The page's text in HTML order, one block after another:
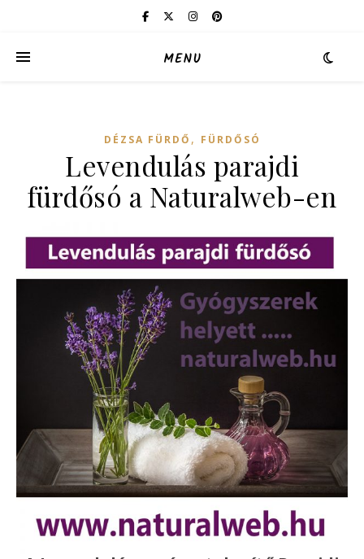
MENU
DÉZSA FÜRDŐ , FÜRDŐSÓ
Levendulás parajdi
fürdősó a Naturalweb-en